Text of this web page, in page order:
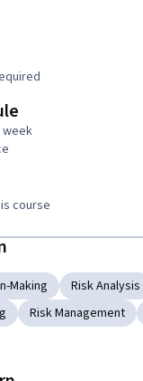
week
course
Making Risk Analysis
Risk Management